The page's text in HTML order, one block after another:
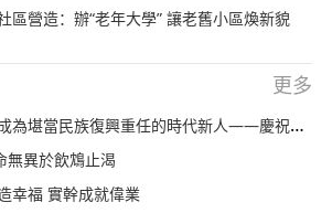
區營造：辦“老年大學” 讓老舊小區煥新貌
更多
堪當民族復興重任的時代新人——慶祝五四青年節
無異於飲鴆止渴
幸福 實幹成就偉業